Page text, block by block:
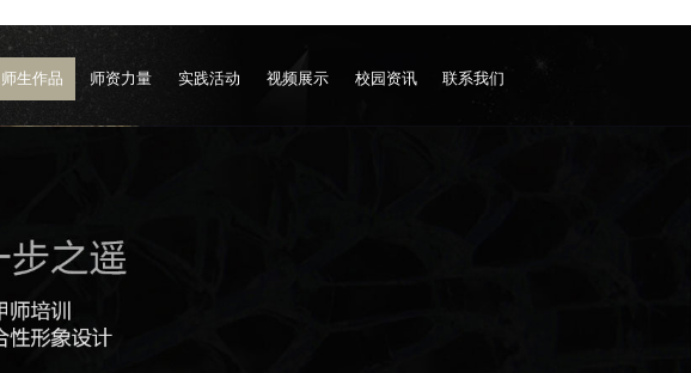
师生作品 师资力量 实践活动 视频展示 校园资讯 联系我们